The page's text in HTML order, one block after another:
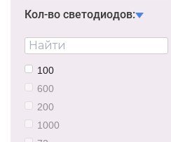
Кол-во светодиодов:
100
600
200
1000